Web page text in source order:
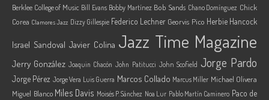
Berklee College of Music Bill Evans Bobby Martínez Bob Sands Chano Domínguez Chick
Corea Clamores Jazz Dizzy Gillespie Federico Lechner Georvis Pico Herbie Hancock
Israel Sandoval Javier Colina Jazz Time Magazine
Jerry González Joaquin Chacón John Patitucci John Scofield Jorge Pardo
Jorge Pérez Jorge Vera Luis Guerra Marcos Collado Marcus Miller Michael Olivera
Miguel Blanco Miles Davis Moisés P. Sánchez Noa Lur Pablo Martín Caminero Paco de